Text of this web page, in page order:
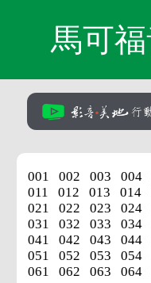
馬可
001 002 003 004
011
012 013 014
021
022 023 024
031
032 033 034
041
042 043 044
051
052 053 054
061
062 063 064